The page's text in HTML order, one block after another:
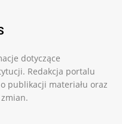
dotyczące
Redakcja portalu
publikacji materiału oraz